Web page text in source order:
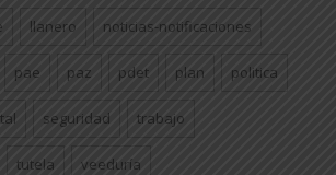
llanero noticias-notificaciones
pae paz pdet plan politica
seguridad trabajo
tutela veeduría